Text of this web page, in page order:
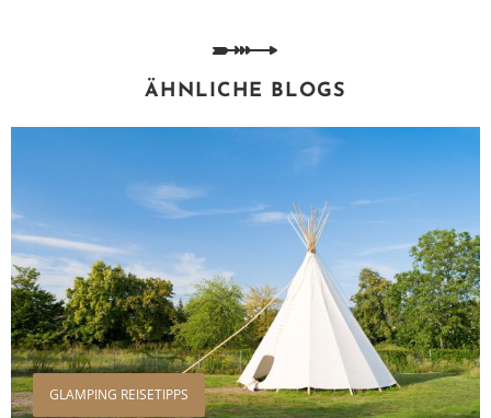
ÄHNLICHE BLOGS
GLAMPING REISETIPPS